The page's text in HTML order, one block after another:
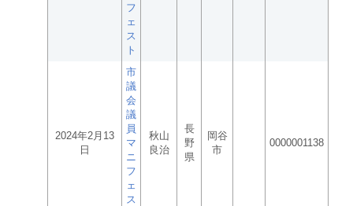
フ
ェ
ス
ト
2024年2月13
日
市
議
会
議
員
マ
ニ
フ
ェ
ス
秋山
良治
長
野
県
岡谷
市
0000001138